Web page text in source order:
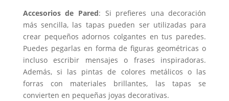
Accesorios de Pared: Si prefieres una decoración
más sencilla, las tapas pueden ser utilizadas para
crear pequeños adornos colgantes en tus paredes.
Puedes pegarlas en forma de figuras geométricas o
incluso escribir mensajes o frases inspiradoras.
Además, si las pintas de colores metálicos o las
forras con materiales brillantes, las tapas se
convierten en pequeñas joyas decorativas.